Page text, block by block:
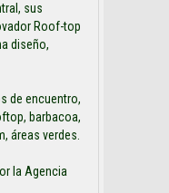
sus
Roof-top
diseño,
de encuentro,
barbacoa,
áreas verdes.
la Agencia